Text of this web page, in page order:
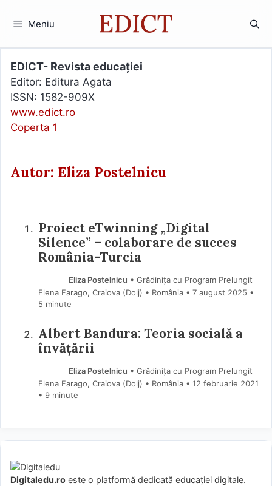
Meniu
EDICT- Revista educației
Editor: Editura Agata
ISSN: 1582-909X
www.edict.ro
Coperta 1
Autor: Eliza Postelnicu
Proiect eTwinning „Digital
Silence” – colaborare de succes
România-Turcia
Eliza Postelnicu • Grădinița cu Program Prelungit
Elena Farago, Craiova (Dolj) • România
7 august 2025 •
5 minute
Albert Bandura: Teoria socială a
învățării
Eliza Postelnicu • Grădinița cu Program Prelungit
Elena Farago, Craiova (Dolj) • România
12 februarie 2021
• 9 minute
Digitaledu.ro este o platformă dedicată educației digitale.